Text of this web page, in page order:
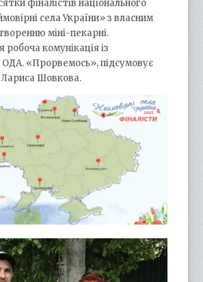
фіналістів національного
села України» з власним
міні-пекарні.
робоча комунікація із
ОДА. «Прорвемось», підсумовує
Шовкова.